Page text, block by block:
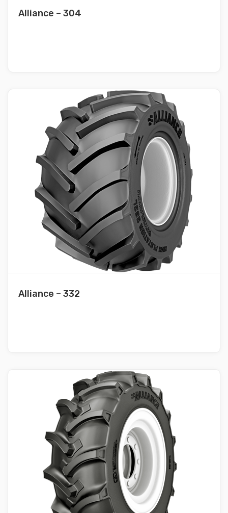
Alliance – 304
Alliance – 332